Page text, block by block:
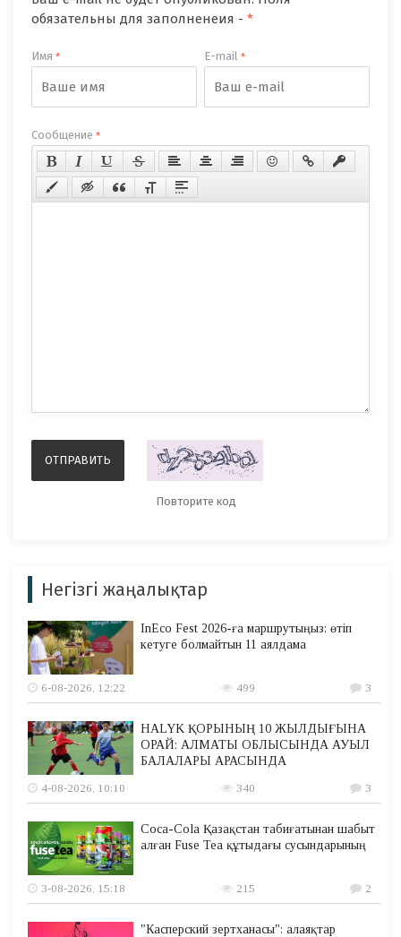
обязательны для заполненеия - *
Имя * E-mail*
Сообщение *
Негізгі жаңалықтар
InEco Fest 2026-ға маршрутыңыз: өтіп
кетуге болмайтын 11 аялдама
6-08-2026, 12:22 499 3
HALYK ҚОРЫНЫҢ 10 ЖЫЛДЫҒЫНА
ОРАЙ: АЛМАТЫ ОБЛЫСЫНДА АУЫЛ
БАЛАЛАРЫ АРАСЫНДА
4-08-2026, 10:10
340 3
Coca-Cola Қазақстан табиғатынан шабыт
алған Fuse Tea құтыдағы сусындарының
3-08-2026, 15:18 215 2
"Касперский зертханасы": алаяқтар